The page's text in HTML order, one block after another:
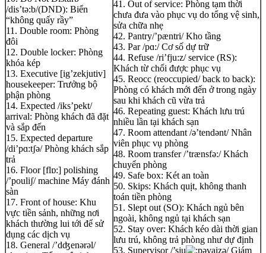
/dis’tə:b/(DND): Biển
“không quấy rầy”
11. Double room: Phòng
đôi
12. Double locker: Phòng
khóa kép
13. Executive [ig’zekjutiv]
housekeeper: Trưởng bộ
phận phòng
14. Expected /iks’pekt/
arrival: Phòng khách đã đặt
và sắp đến
15. Expected departure
/di’pɑ:tʃə/ Phòng khách sắp
trả
16. Floor [flɒ:] polishing
/’pouliʃ/ machine Máy đánh
sàn
17. Front of house: Khu
vực tiền sảnh, những nơi
khách thường lui tới để sử
dụng các dịch vụ
18. General /’dʤenərəl/
41. Out of service: Phòng tạm thời
chưa đưa vào phục vụ do tổng vệ sinh,
sửa chữa nhẹ
42. Pantry/’pæntri/ Kho tầng
43. Par /pɑ:/ Cơ số dự trữ
44. Refuse /ri’fju:z/ service (RS):
Khách từ chối được phục vụ
45. Reocc (reoccupied/ back to back):
Phòng có khách mới đến ở trong ngày
sau khi khách cũ vừa trả
46. Repeating guest: Khách lưu trú
nhiều lần tại khách sạn
47. Room attendant /ə’tendənt/ Nhân
viên phục vụ phòng
48. Room transfer /’trænsfə:/ Khách
chuyển phòng
49. Safe box: Két an toàn
50. Skips: Khách quịt, không thanh
toán tiền phòng
51. Slept out (SO): Khách ngủ bên
ngoài, không ngủ tại khách sạn
52. Stay over: Khách kéo dài thời gian
lưu trú, không trả phòng như dự định
53. Supervisor /’sju
əvaizə/ Giám